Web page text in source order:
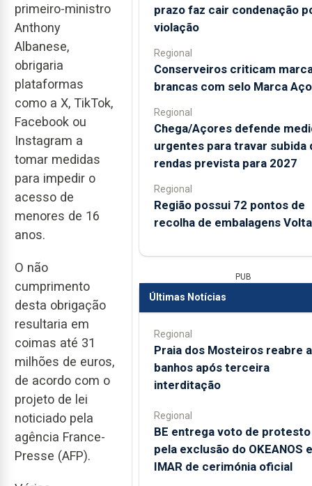
primeiro-ministro
Anthony
Albanese,
obrigaria
plataformas
como a X, TikTok,
Facebook ou
Instagram a
tomar medidas
para impedir o
acesso de
menores de 16
anos.
O não
cumprimento
desta obrigação
resultaria em
coimas até 31
milhões de euros,
de acordo com o
projeto de lei
noticiado pela
agência France-
Presse (AFP).
prazo faz cair condenação
violação
Regional
Conserveiros criticam
brancas com selo Marca
Regional
Chega/Açores defende
urgentes para travar subida
rendas prevista para 2027
Regional
Região possui 72 pontos de
recolha de embalagens Volta
PUB
Últimas Notícias
Regional
Praia dos Mosteiros reabre a
banhos após terceira
interditação
Regional
BE entrega voto de protesto
pela exclusão do OKEANOS e
IMAR de cerimónia oficial